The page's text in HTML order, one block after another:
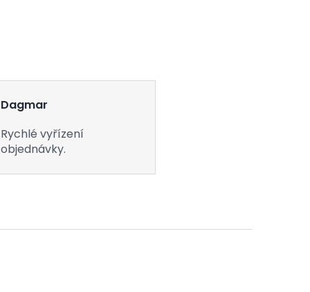
Dagmar
Rychlé vyřízení
objednávky.